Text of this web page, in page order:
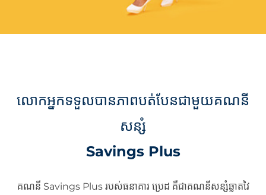
លោកអ្នកទទួលបានភាពបត់បែនជាមួយគណនី
សន្សំ
Savings Plus
គណនី Savings Plus របស់ធនាគារ ប្រេដ គឺជាគណនីសន្សំឆ្លាតវៃ